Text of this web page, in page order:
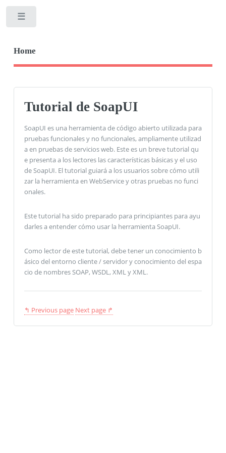
Home
Tutorial de SoapUI
SoapUI es una herramienta de código abierto utilizada para
pruebas funcionales y no funcionales, ampliamente utilizad
a en pruebas de servicios web. Este es un breve tutorial qu
e presenta a los lectores las características básicas y el uso
de SoapUI. El tutorial guiará a los usuarios sobre cómo utili
zar la herramienta en WebService y otras pruebas no funci
onales.
Este tutorial ha sido preparado para principiantes para ayu
darles a entender cómo usar la herramienta SoapUI.
Como lector de este tutorial, debe tener un conocimiento b
ásico del entorno cliente / servidor y conocimiento del espa
cio de nombres SOAP, WSDL, XML y XML.
↰ Previous page Next page ↱